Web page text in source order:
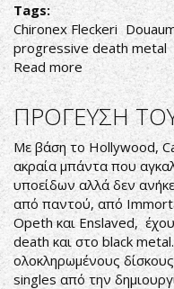
Tags:
Chironex Fleckeri
progressive death metal
Read more about
ΧΑΣΙΜΟ
ΧΡΟΝΟΥ
ΠΡΟΓΕΥΣΗ
Με βάση το Hollywood,
ακραία μπάντα που
υποείδων αλλά δεν
από παντού, από
Opeth και Enslaved,
death και στο black
ολοκληρωμένους δίσκους
singles από την